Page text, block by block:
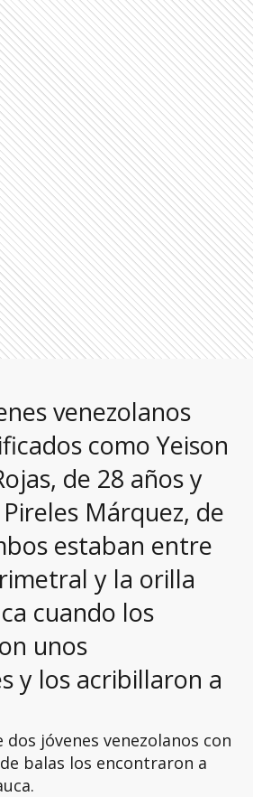
venezolanos
como Yeison
de 28 años y
Márquez, de
estaban entre
y la orilla
cuando los
unos
y los acribillaron a
dos jóvenes venezolanos con
balas los encontraron a